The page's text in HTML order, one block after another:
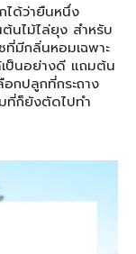
ได้ว่ายืนหนึ่ง
ต้นไม้ไล่ยุง สำหรับ
ที่มีกลิ่นหอมเฉพาะ
ป็นอย่างดี แถมต้น
กปลูกที่กระถาง
ที่ก็ยังตัดไปทำ